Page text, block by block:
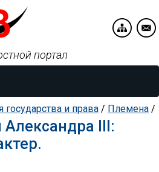
портал
государства и права / Племена /
III: